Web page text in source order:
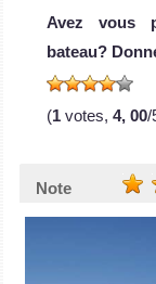
Avez vous
bateau?
(1 votes, 4, 00/
Note